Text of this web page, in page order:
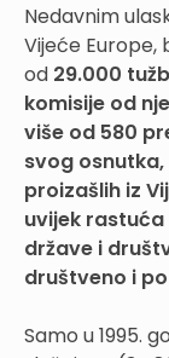
Nedavnim
Vijeće Europe,
od 29.000
komisije od
više od 580
svog osnutka,
proizašlih iz
uvijek
države i
društveno i
Samo u 1995.